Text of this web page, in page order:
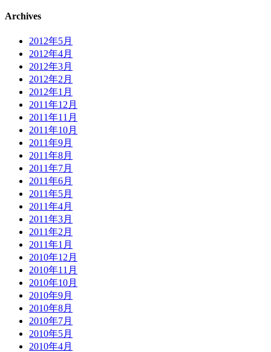
Archives
2012年5月
2012年4月
2012年3月
2012年2月
2012年1月
2011年12月
2011年11月
2011年10月
2011年9月
2011年8月
2011年7月
2011年6月
2011年5月
2011年4月
2011年3月
2011年2月
2011年1月
2010年12月
2010年11月
2010年10月
2010年9月
2010年8月
2010年7月
2010年5月
2010年4月